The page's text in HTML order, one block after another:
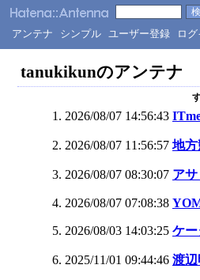
アンテナ シンプル ユーザー登録 ロ
tanukikunのアンテナ
2026/08/07 14:56:43
2026/08/07 11:56:57 地方
2026/08/07 08:30:07 ア
2026/08/07 07:08:38
2026/08/03 14:03:25 ケー
2025/11/01 09:44:46 渡